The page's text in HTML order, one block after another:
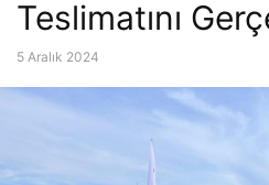
Teslimatını
5 Aralık 2024